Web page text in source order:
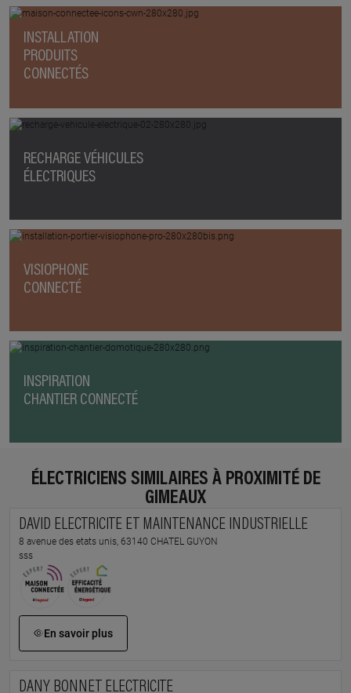
INSTALLATION
PRODUITS
CONNECTÉS
RECHARGE VÉHICULES
ÉLECTRIQUES
VISIOPHONE
CONNECTÉ
INSPIRATION
CHANTIER CONNECTÉ
ÉLECTRICIENS SIMILAIRES À PROXIMITÉ DE
GIMEAUX
DAVID ELECTRICITE ET MAINTENANCE INDUSTRIELLE
8 avenue des etats unis, 63140 CHATEL GUYON
sss
En savoir plus
DANY BONNET ELECTRICITE